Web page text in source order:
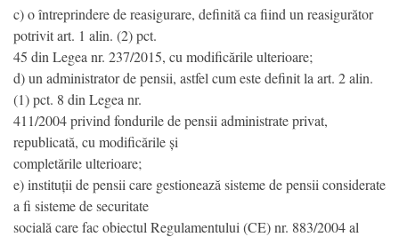
c) o întreprindere de reasigurare, definită ca fiind un reasigurător
potrivit art. 1 alin. (2) pct.
45 din Legea nr. 237/2015, cu modificările ulterioare;
d) un administrator de pensii, astfel cum este definit la art. 2 alin.
(1) pct. 8 din Legea nr.
411/2004 privind fondurile de pensii administrate privat,
republicată, cu modificările și
completările ulterioare;
e) instituții de pensii care gestionează sisteme de pensii considerate
a fi sisteme de securitate
socială care fac obiectul Regulamentului (CE) nr. 883/2004 al